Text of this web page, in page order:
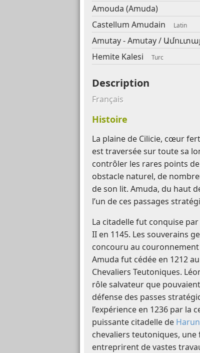
Amouda (Amuda)
Castellum Amudain Latin
Amutay - Amutay / Ամուտայ
Hemite Kalesi Turc
Description
Français
Histoire
La plaine de Cilicie, cœur
est traversée sur toute sa
contrôler les rares points
obstacle naturel, de
de son lit. Amuda, du haut
l’un de ces passages
La citadelle fut conquise
II en 1145. Les souverains
concouru au couronnement
Amuda fut cédée en 1212
Chevaliers Teutoniques.
rôle salvateur que
défense des passes
l’expérience en 1236 par la
puissante citadelle de
chevaliers teutoniques, une
entreprirent de vastes